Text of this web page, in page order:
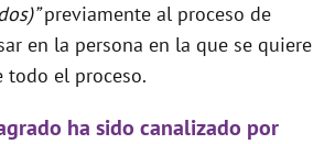
previamente al proceso de
en la persona en la que se quiere
todo el proceso.
ha sido canalizado por